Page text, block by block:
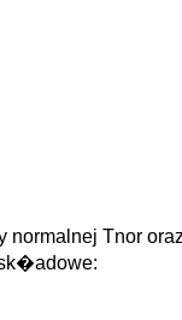
normalnej Tnor